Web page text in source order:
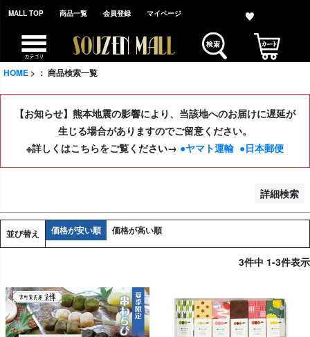
MALL TOP 商品一覧 会員登録 マイページ
HOME ： 商品検索一覧
【お知らせ】熊本地震の影響により、当該地へのお届けに遅延が
生じる場合がありますのでご留意ください。
※詳しくはこちらをご覧ください→ ●ヤマト運輸 ●日本郵便
詳細検索
新着順
登録順
価格が高い順
レビュー順
検索
並び替え 価格が安い順 価格が高い順
3件中 1-3件表示